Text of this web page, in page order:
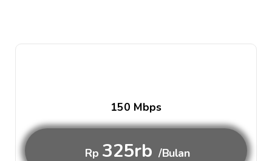
150 Mbps
Rp 325rb /Bulan